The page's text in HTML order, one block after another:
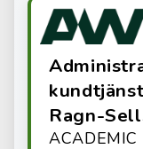
Ragn-